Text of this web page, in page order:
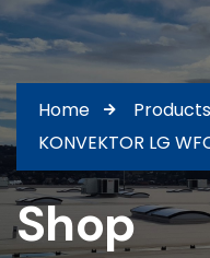
Home
Products
KONVEKTOR LG
Shop